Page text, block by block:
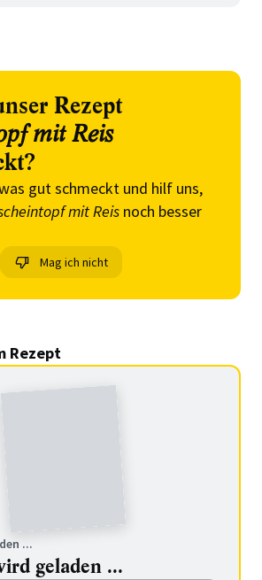
Rezept
mit Reis
gut schmeckt und hilf uns,
mit Reis noch besser
Mag ich nicht
Rezept
...
geladen ...